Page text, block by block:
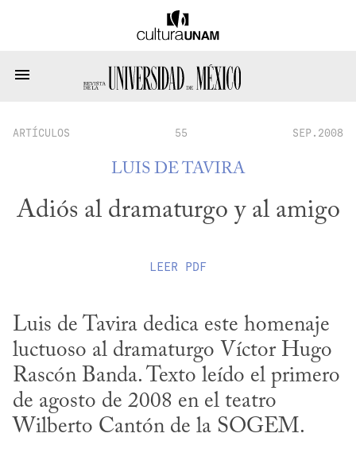
ARTÍCULOS 55 SEP.2008
LUIS DE TAVIRA
Adiós al dramaturgo y al amigo
LEER PDF
Luis de Tavira dedica este homenaje
luctuoso al dramaturgo Víctor Hugo
Rascón Banda. Texto leído el primero
de agosto de 2008 en el teatro
Wilberto Cantón de la SOGEM.